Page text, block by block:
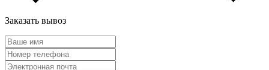
Заказать вывоз